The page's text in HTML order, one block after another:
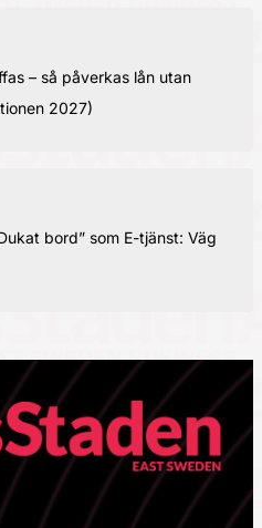
– så påverkas lån utan
2027)
bord” som E-tjänst: Väg